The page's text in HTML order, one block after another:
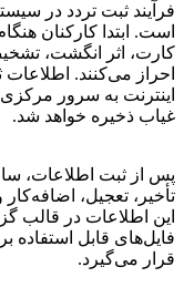
فرآیند ثبت تردد در
است. ابتدا کارکنان
کارت، اثر انگشت،
احراز می‌کنند.
اینترنت به سرور
غیاب ذخیره خواهد شد.
پس از ثبت اطلاعات،
تأخیر، تعجیل،
این اطلاعات در قالب
فایل‌های قابل استفاده
قرار می‌گیرد.